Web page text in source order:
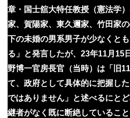
章・国士舘大特任教授（憲法学
家、賀陽家、東久邇家、竹田家
下の未婚の男系男子が少なくと
る」と発言したが、23年11月15
野博一官房長官（当時）は「旧
て、政府として具体的に把握し
ではありません」と述べるにと
継者がなく既に断絶していること